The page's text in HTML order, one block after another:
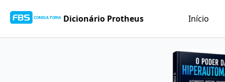
Dicionário Protheus Início